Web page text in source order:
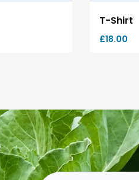
T-Shirt
£18.00